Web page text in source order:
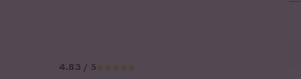
4.83 / 5